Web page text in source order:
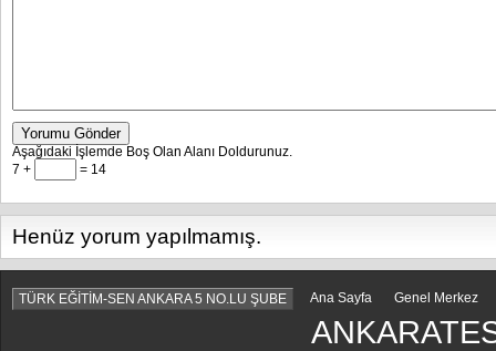
Yorumu Gönder
Aşağıdaki İşlemde Boş Olan Alanı Doldurunuz.
7 +
= 14
Henüz yorum yapılmamış.
TÜRK EĞİTİM-SEN ANKARA 5 NO.LU ŞUBE Ana Sayfa Genel Merkez